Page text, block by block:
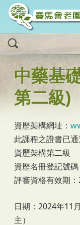
移至主內容
中藥基
第二級)
資歷架構網址：
此課程之證書已
資歷架構第二級
資歷名冊登記號
評審資格有效期
日期：2024年11
主）